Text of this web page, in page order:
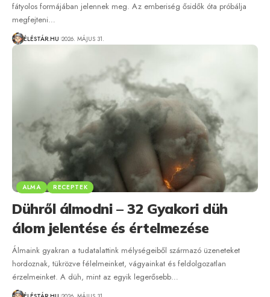
fátyolos formájában jelennek meg. Az emberiség ősidők óta próbálja
megfejteni…
ÉLÉSTÁR.HU 2026. MÁJUS 31.
ALMA RECEPTEK
Dühről álmodni – 32 Gyakori düh
álom jelentése és értelmezése
Álmaink gyakran a tudatalattink mélységeiből származó üzeneteket
hordoznak, tükrözve félelmeinket, vágyainkat és feldolgozatlan
érzelmeinket. A düh, mint az egyik legerősebb…